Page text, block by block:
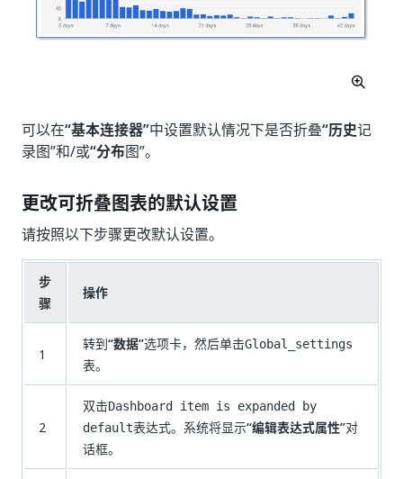
可以在“基本连接器”中设置默认情况下是否折叠“历史记
录图”和/或“分布图”。
更改可折叠图表的默认设置
请按照以下步骤更改默认设置。
步
骤
操作
1
转到“数据”选项卡，然后单击Global_settings
表。
2
双击Dashboard item is expanded by
default表达式。系统将显示“编辑表达式属性”对
话框。